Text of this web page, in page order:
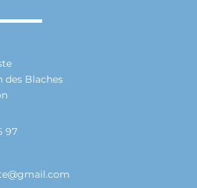
des Blaches
97